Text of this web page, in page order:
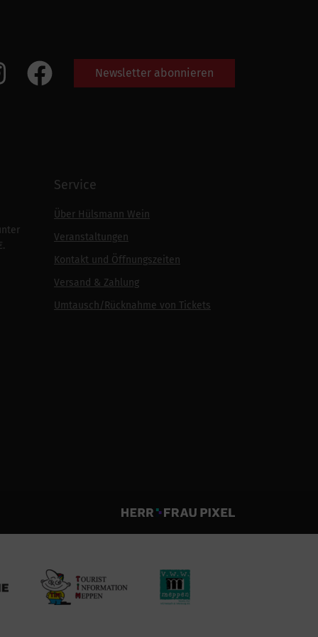
Newsletter abonnieren
Service
Über Hülsmann Wein
Veranstaltungen
Kontakt und Öffnungszeiten
Versand & Zahlung
Umtausch/Rücknahme von Tickets